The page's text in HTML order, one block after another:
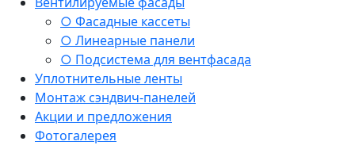
○ Фасадные кассеты
○ Линеарные панели
○ Подсистема для вентфасада
Уплотнительные ленты
Монтаж сэндвич-панелей
Акции и предложения
Фотогалерея